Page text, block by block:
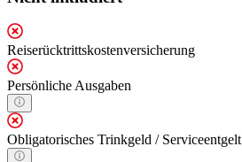
Reiserücktrittskostenversicherung
Persönliche Ausgaben
Obligatorisches Trinkgeld / Serviceentgelt